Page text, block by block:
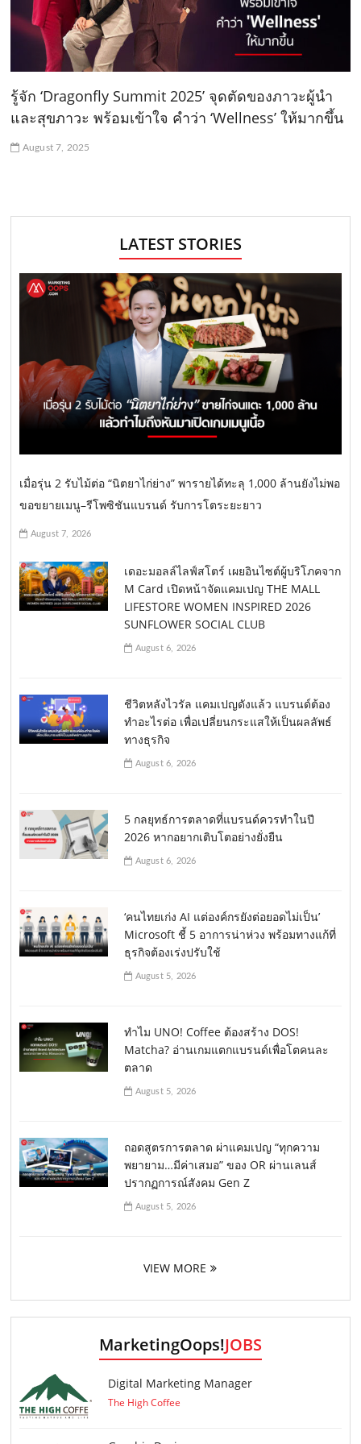
รู้จัก ‘Dragonfly Summit 2025’ จุดตัดของภาวะผู้นำ
และสุขภาวะ พร้อมเข้าใจ คำว่า ‘Wellness’ ให้มากขึ้น
August 7, 2025
LATEST STORIES
เมื่อรุ่น 2 รับไม้ต่อ “นิตยาไก่ย่าง” พารายได้ทะลุ 1,000 ล้านยังไม่พอ
ขอขยายเมนู–รีโพซิชันแบรนด์ รับการโตระยะยาว
August 7, 2026
เดอะมอลล์ไลฟ์สโตร์ เผยอินไซต์ผู้บริโภคจาก
M Card เปิดหน้าจัดแคมเปญ THE MALL
LIFESTORE WOMEN INSPIRED 2026
SUNFLOWER SOCIAL CLUB
August 6, 2026
ชีวิตหลังไวรัล แคมเปญดังแล้ว แบรนด์ต้อง
ทำอะไรต่อ เพื่อเปลี่ยนกระแสให้เป็นผลลัพธ์
ทางธุรกิจ
August 6, 2026
5 กลยุทธ์การตลาดที่แบรนด์ควรทำในปี
2026 หากอยากเติบโตอย่างยั่งยืน
August 6, 2026
‘คนไทยเก่ง AI แต่องค์กรยังต่อยอดไม่เป็น’
Microsoft ชี้ 5 อาการน่าห่วง พร้อมทางแก้ที่
ธุรกิจต้องเร่งปรับใช้
August 5, 2026
ทำไม UNO! Coffee ต้องสร้าง DOS!
Matcha? อ่านเกมแตกแบรนด์เพื่อโตคนละ
ตลาด
August 5, 2026
ถอดสูตรการตลาด ผ่าแคมเปญ “ทุกความ
พยายาม…มีค่าเสมอ” ของ OR ผ่านเลนส์
ปรากฏการณ์สังคม Gen Z
August 5, 2026
VIEW MORE
MarketingOops!JOBS
Digital Marketing Manager
The High Coffee